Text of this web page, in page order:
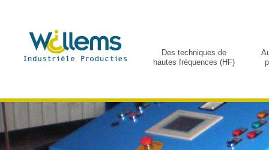
Des techniques de
hautes fréquences (HF)